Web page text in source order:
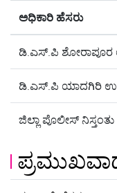
ಅಧಿಕಾರಿ ಹೆಸರು
ಡಿ.ಎಸ್.ಪಿ ಶೋರಾಪೂರ
ಡಿ.ಎಸ್.ಪಿ ಯಾದಗಿರಿ
ಜಿಲ್ಲಾ ಪೊಲೀಸ್